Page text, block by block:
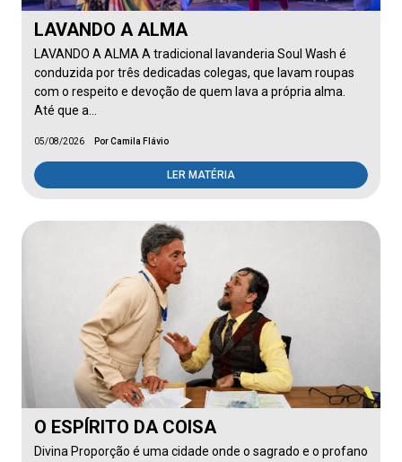
LAVANDO A ALMA
LAVANDO A ALMA A tradicional lavanderia Soul Wash é
conduzida por três dedicadas colegas, que lavam roupas
com o respeito e devoção de quem lava a própria alma.
Até que a…
05/08/2026 Por Camila Flávio
LER MATÉRIA
O ESPÍRITO DA COISA
Divina Proporção é uma cidade onde o sagrado e o profano